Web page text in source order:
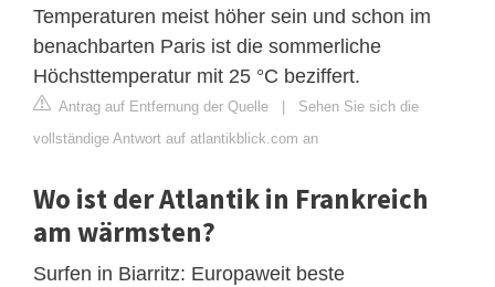
Temperaturen meist höher sein und schon im
benachbarten Paris ist die sommerliche
Höchsttemperatur mit 25 °C beziffert.
Antrag auf Entfernung der Quelle
Sehen Sie sich die
vollständige Antwort auf atlantikblick.com an
Wo ist der Atlantik in Frankreich
am wärmsten?
Surfen in Biarritz: Europaweit beste